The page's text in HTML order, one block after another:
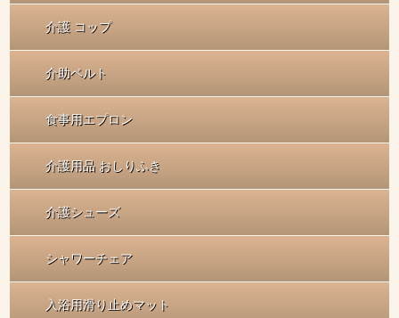
介護 コップ
介助ベルト
食事用エプロン
介護用品 おしりふき
介護シューズ
シャワーチェア
入浴用滑り止めマット